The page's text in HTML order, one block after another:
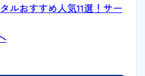
ルおすすめ人気11選！サー